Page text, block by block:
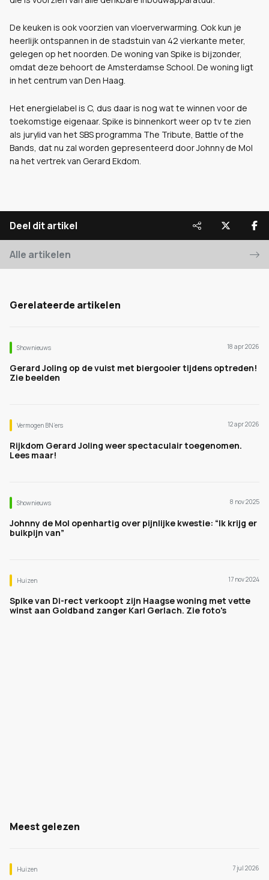
De keuken is ook voorzien van vloerverwarming. Ook kun je
heerlijk ontspannen in de stadstuin van 42 vierkante meter,
gelegen op het noorden. De woning van Spike is bijzonder,
omdat deze behoort de Amsterdamse School. De woning ligt
in het centrum van Den Haag.
Het energielabel is C, dus daar is nog wat te winnen voor de
toekomstige eigenaar. Spike is binnenkort weer op tv te zien
als jurylid van het SBS programma The Tribute, Battle of the
Bands, dat nu zal worden gepresenteerd door Johnny de Mol
na het vertrek van Gerard Ekdom.
Deel dit artikel
Alle artikelen
Gerelateerde artikelen
Shownieuws 18 apr 2026
Gerard Joling op de vuist met biergooier tijdens optreden!
Zie beelden
Vermogen BN’ers 12 apr 2026
Rijkdom Gerard Joling weer spectaculair toegenomen.
Lees maar!
Shownieuws 8 nov 2025
Johnny de Mol openhartig over pijnlijke kwestie: “Ik krijg er
buikpijn van”
Huizen 17 nov 2024
Spike van Di-rect verkoopt zijn Haagse woning met vette
winst aan Goldband zanger Karl Gerlach. Zie foto's
Meest gelezen
Huizen 7 jul 2026